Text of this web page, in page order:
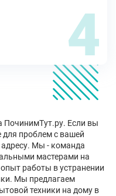
4
ПочинимТут.ру. Если вы
проблем с вашей
Мы - команда
мастерами на
работы в устранении
Мы предлагаем
техники на дому в